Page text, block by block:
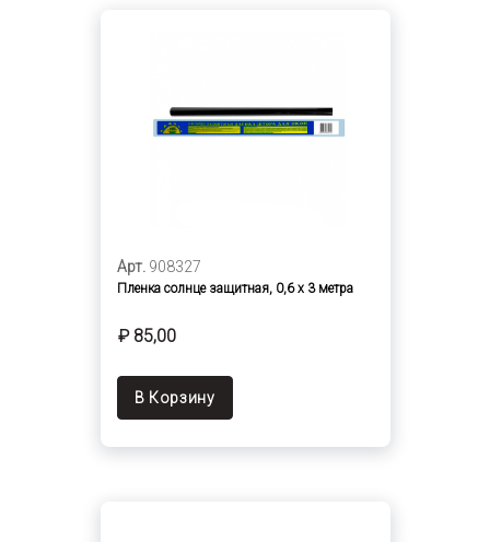
Арт. 908327
Пленка солнце защитная, 0,6 х 3 метра
₽ 85,00
В Корзину